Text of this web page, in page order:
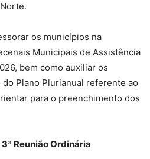
os municípios na
Municipais de Assistência
bem como auxiliar os
Plano Plurianual referente ao
para o preenchimento dos
Reunião Ordinária